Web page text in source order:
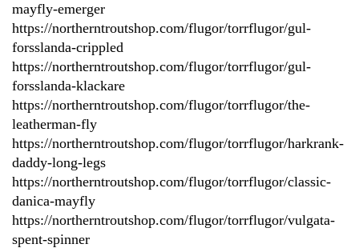
mayfly-emerger
https://northerntroutshop.com/flugor/torrflugor/gul-
forsslanda-crippled
https://northerntroutshop.com/flugor/torrflugor/gul-
forsslanda-klackare
https://northerntroutshop.com/flugor/torrflugor/the-
leatherman-fly
https://northerntroutshop.com/flugor/torrflugor/harkrank-
daddy-long-legs
https://northerntroutshop.com/flugor/torrflugor/classic-
danica-mayfly
https://northerntroutshop.com/flugor/torrflugor/vulgata-
spent-spinner